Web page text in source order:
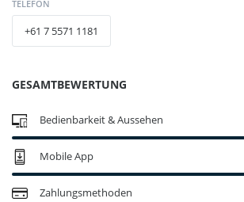
TELEFON
+61 7 5571 1181
GESAMTBEWERTUNG
Bedienbarkeit & Aussehen
Mobile App
Zahlungsmethoden